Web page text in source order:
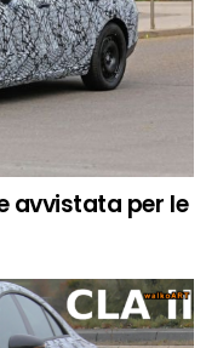
avvistata per le